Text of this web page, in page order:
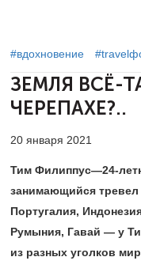
#вдохновение
ЗЕМЛЯ ВСЁ-
ЧЕРЕПАХЕ?..
20 января 2021
Тим Филиппус—24-
занимающийся
Португалия,
Румыния, Гавай — у
из разных уголков